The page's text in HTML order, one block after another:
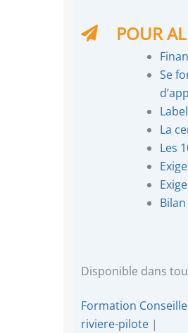
POUR
Se
La
Les
Disponible dans
Formation
riviere-pilote |